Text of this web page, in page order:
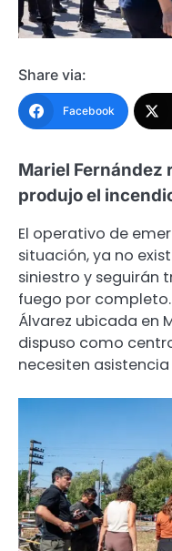
Share via:
Facebook
Mariel Fernández
produjo el
El operativo de
situación, ya no
siniestro y seguirán
fuego por
Álvarez ubicada en
dispuso como
necesiten asistencia